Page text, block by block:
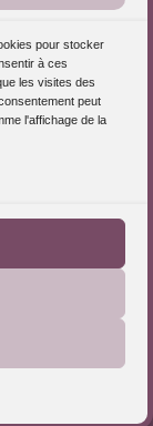
pour stocker
à ces
les visites des
peut
l'affichage de la
droits
Téléchargez le Guide